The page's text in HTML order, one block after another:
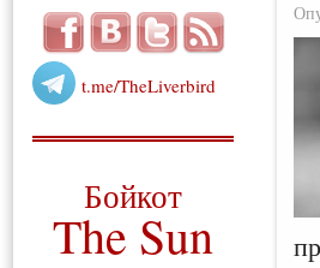
t.me/TheLiverbird
Бойкот
The Sun